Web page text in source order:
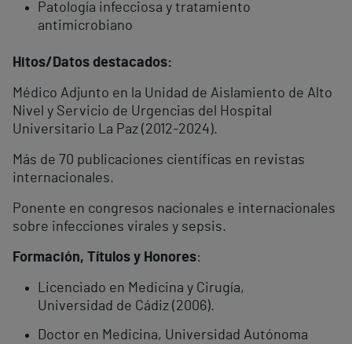
Patología infecciosa y tratamiento
antimicrobiano
Hitos/Datos destacados:
Médico Adjunto en la Unidad de Aislamiento de Alto
Nivel y Servicio de Urgencias del Hospital
Universitario La Paz (2012-2024).
Más de 70 publicaciones científicas en revistas
internacionales.
Ponente en congresos nacionales e internacionales
sobre infecciones virales y sepsis.
Formación, Títulos y Honores:
Licenciado en Medicina y Cirugía,
Universidad de Cádiz (2006).
Doctor en Medicina, Universidad Autónoma